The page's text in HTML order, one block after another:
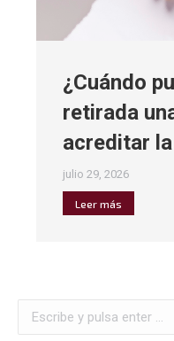
¿Cuándo
retirada
acreditar
julio 29, 2026
Leer más